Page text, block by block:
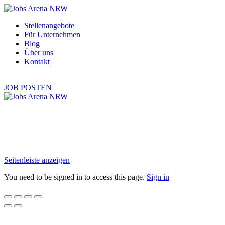
Stellenangebote
Für Unternehmen
Blog
Über uns
Kontakt
Seitenleiste anzeigen
You need to be signed in to access this page. Sign in